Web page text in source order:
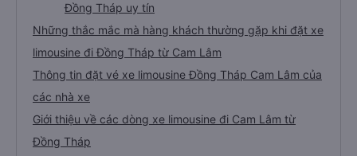
Đồng Tháp uy tín
Những thắc mắc mà hàng khách thường gặp khi đặt xe
limousine đi Đồng Tháp từ Cam Lâm
Thông tin đặt vé xe limousine Đồng Tháp Cam Lâm của
các nhà xe
Giới thiệu về các dòng xe limousine đi Cam Lâm từ
Đồng Tháp